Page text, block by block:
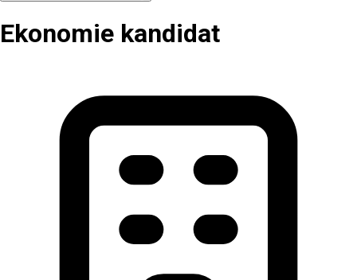
Ekonomie kandidat